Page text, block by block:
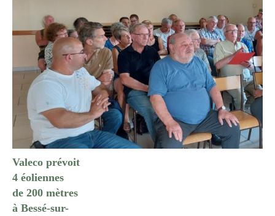
Valeco prévoit
4 éoliennes
de 200 mètres
à Bessé-sur-